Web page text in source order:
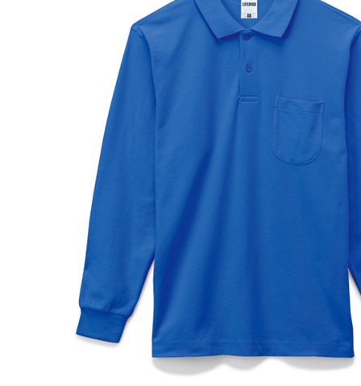
オリジナルポロシャツを形状から選ぶ
半袖ポロシャツ
ポケット無しポロシャツ
オリジナルポロシャツを機能から選ぶ
ドライポロシャツ
オリジナルポロシャツを本体カラーから選ぶ
ホワイト ブラック グレ
ブランドから選ぶ